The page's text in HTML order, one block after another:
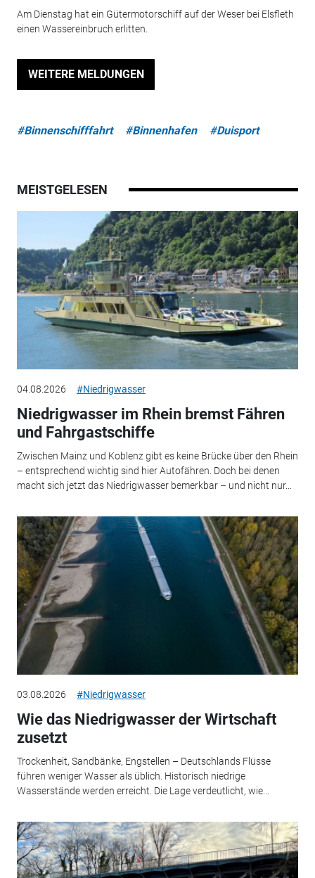
Am Dienstag hat ein Gütermotorschiff auf der Weser bei Elsfleth
einen Wassereinbruch erlitten.
WEITERE MELDUNGEN
#Binnenschifffahrt #Binnenhafen #Duisport
MEISTGELESEN
04.08.2026 #Niedrigwasser
Niedrigwasser im Rhein bremst Fähren
und Fahrgastschiffe
Zwischen Mainz und Koblenz gibt es keine Brücke über den Rhein
– entsprechend wichtig sind hier Autofähren. Doch bei denen
macht sich jetzt das Niedrigwasser bemerkbar – und nicht nur...
03.08.2026 #Niedrigwasser
Wie das Niedrigwasser der Wirtschaft
zusetzt
Trockenheit, Sandbänke, Engstellen – Deutschlands Flüsse
führen weniger Wasser als üblich. Historisch niedrige
Wasserstände werden erreicht. Die Lage verdeutlicht, wie...